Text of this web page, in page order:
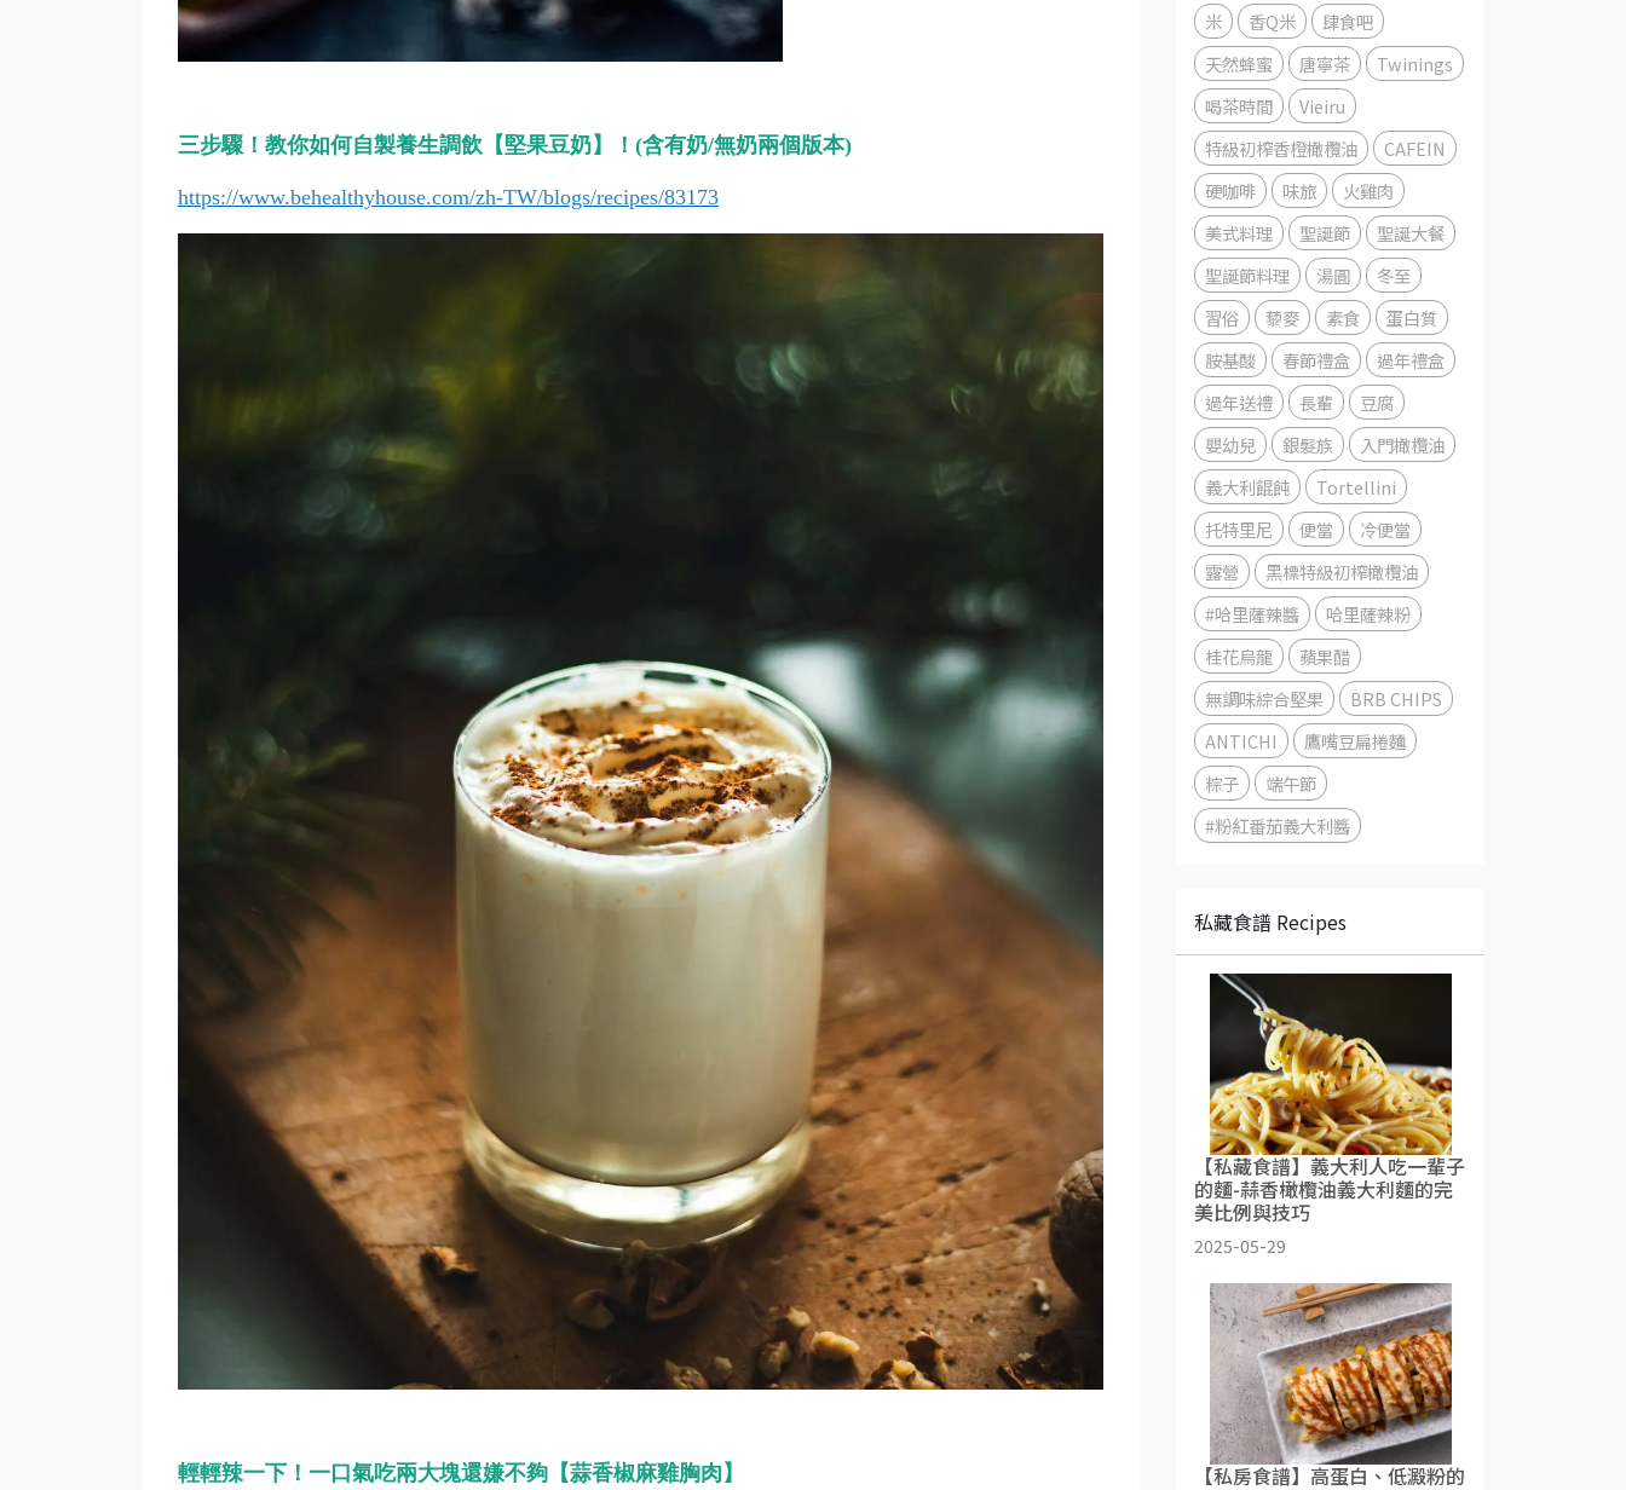
三步驟！教你如何自製養生調飲【堅果豆奶】！(含有奶/無奶兩個版本)
https://www.behealthyhouse.com/zh-TW/blogs/recipes/83173
輕輕辣一下！一口氣吃兩大塊還嫌不夠【蒜香椒麻雞胸肉】
米
香Q米
肆食吧
天然蜂蜜
唐寧茶
Twinings
喝茶時間
Vieiru
特級初榨香橙橄欖油
CAFEIN
硬咖啡
味旅
火雞肉
美式料理
聖誕節
聖誕大餐
聖誕節料理
湯圓
冬至
習俗
藜麥 素食
蛋白質
胺基酸
春節禮盒
過年禮盒
過年送禮
長輩
豆腐
嬰幼兒
銀髮族
入門橄欖油
義大利餛飩
Tortellini
托特里尼
便當
冷便當
露營
黑標特級初榨橄欖油
#哈里薩辣醬
哈里薩辣粉
桂花烏龍
蘋果醋
無調味綜合堅果
BRB CHIPS
ANTICHI
鷹嘴豆扁捲麵
粽子
端午節
#粉紅番茄義大利醬
私藏食譜 Recipes
【私藏食譜】義大利人吃一輩子
的麵-蒜香橄欖油義大利麵的完
美比例與技巧
2025-05-29
【私房食譜】高蛋白、低澱粉的